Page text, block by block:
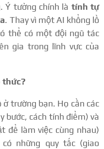
Ý tưởng chính là tính tự
. Thay vì một AI khổng lồ
thể có một đội ngũ tác
gia trong lĩnh vực của
thức?
trường bạn. Họ cần các
bước, cách tính điểm) và
để làm việc cùng nhau)
những quy tắc (giao